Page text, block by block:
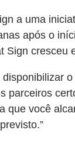
a uma
após o
Sign cresceu
parceiros
que você